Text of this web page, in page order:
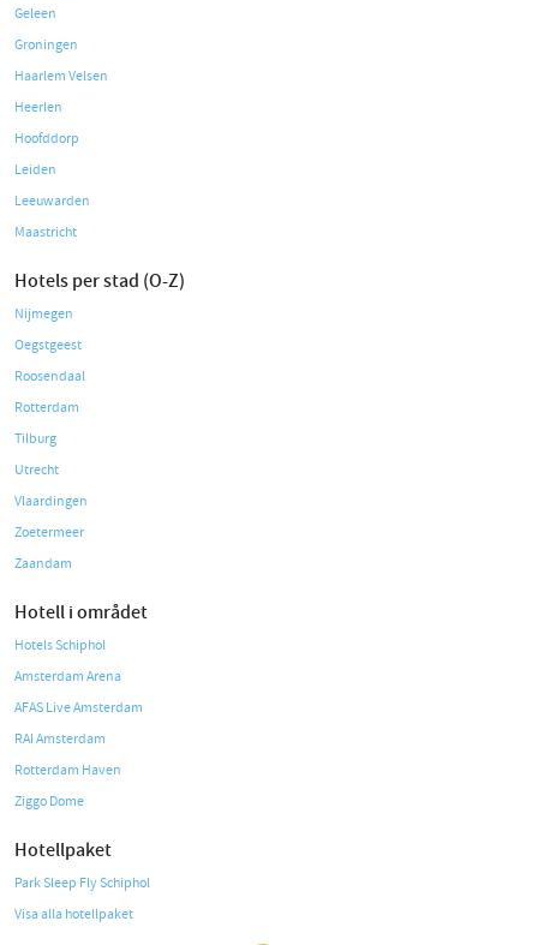
Geleen
Groningen
Haarlem Velsen
Heerlen
Hoofddorp
Leiden
Leeuwarden
Maastricht
Hotels per stad (O-Z)
Nijmegen
Oegstgeest
Roosendaal
Rotterdam
Tilburg
Utrecht
Vlaardingen
Zoetermeer
Zaandam
Hotell i området
Hotels Schiphol
Amsterdam Arena
AFAS Live Amsterdam
RAI Amsterdam
Rotterdam Haven
Ziggo Dome
Hotellpaket
Park Sleep Fly Schiphol
Visa alla hotellpaket